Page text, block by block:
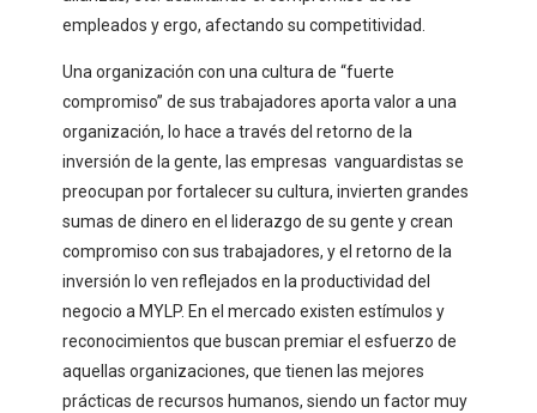
empleados y ergo, afectando su competitividad.
Una organización con una cultura de “fuerte
compromiso” de sus trabajadores aporta valor a una
organización, lo hace a través del retorno de la
inversión de la gente, las empresas vanguardistas se
preocupan por fortalecer su cultura, invierten grandes
sumas de dinero en el liderazgo de su gente y crean
compromiso con sus trabajadores, y el retorno de la
inversión lo ven reflejados en la productividad del
negocio a MYLP. En el mercado existen estímulos y
reconocimientos que buscan premiar el esfuerzo de
aquellas organizaciones, que tienen las mejores
prácticas de recursos humanos, siendo un factor muy